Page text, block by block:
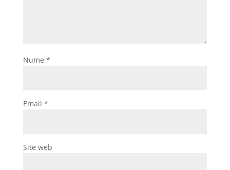
Nume *
Email *
Site web